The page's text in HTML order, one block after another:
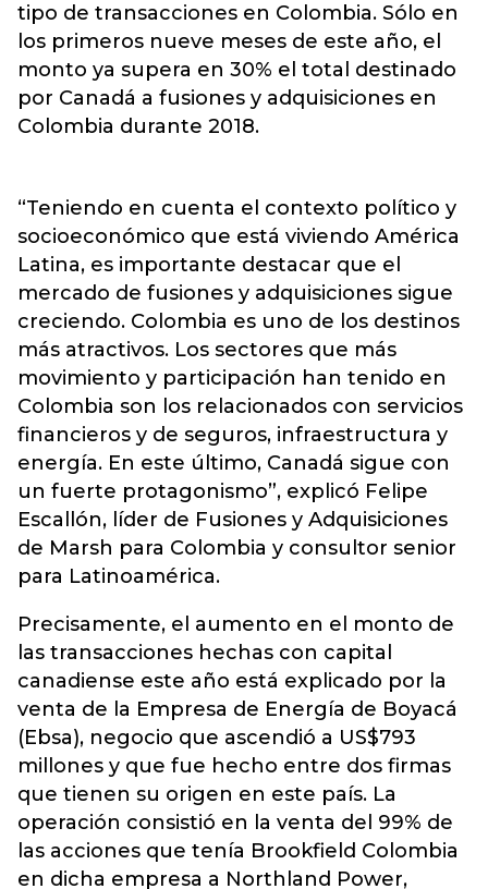
tipo de transacciones en Colombia. Sólo en
los primeros nueve meses de este año, el
monto ya supera en 30% el total destinado
por Canadá a fusiones y adquisiciones en
Colombia durante 2018.
“Teniendo en cuenta el contexto político y
socioeconómico que está viviendo América
Latina, es importante destacar que el
mercado de fusiones y adquisiciones sigue
creciendo. Colombia es uno de los destinos
más atractivos. Los sectores que más
movimiento y participación han tenido en
Colombia son los relacionados con servicios
financieros y de seguros, infraestructura y
energía. En este último, Canadá sigue con
un fuerte protagonismo”, explicó Felipe
Escallón, líder de Fusiones y Adquisiciones
de Marsh para Colombia y consultor senior
para Latinoamérica.
Precisamente, el aumento en el monto de
las transacciones hechas con capital
canadiense este año está explicado por la
venta de la Empresa de Energía de Boyacá
(Ebsa), negocio que ascendió a US$793
millones y que fue hecho entre dos firmas
que tienen su origen en este país. La
operación consistió en la venta del 99% de
las acciones que tenía Brookfield Colombia
en dicha empresa a Northland Power,